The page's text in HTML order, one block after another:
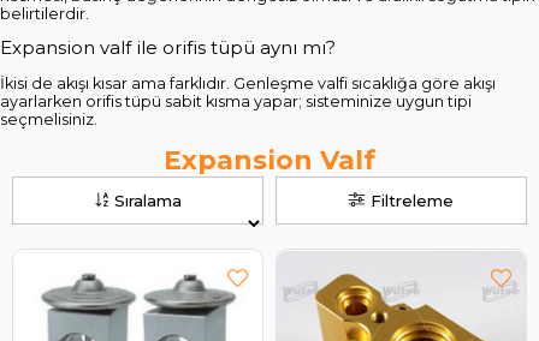
belirtilerdir.
Expansion valf ile orifis tüpü aynı mı?
İkisi de akışı kısar ama farklıdır. Genleşme valfi sıcaklığa göre akışı
ayarlarken orifis tüpü sabit kısma yapar; sisteminize uygun tipi
seçmelisiniz.
Filtreleme
Sıralama
Expansion Valf